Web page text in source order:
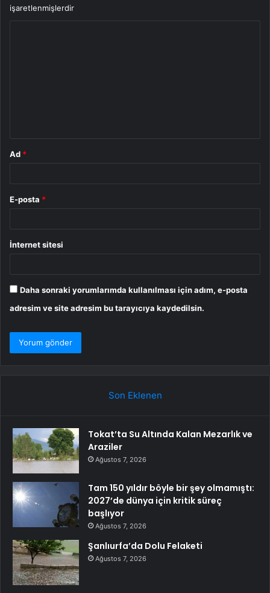
işaretlenmişlerdir
Ad *
E-posta *
İnternet sitesi
Daha sonraki yorumlarımda kullanılması için adım, e-posta
adresim ve site adresim bu tarayıcıya kaydedilsin.
Son Eklenen
Tokat’ta Su Altında Kalan Mezarlık ve
Araziler
Ağustos 7, 2026
Tam 150 yıldır böyle bir şey olmamıştı:
2027’de dünya için kritik süreç
başlıyor
Ağustos 7, 2026
Şanlıurfa’da Dolu Felaketi
Ağustos 7, 2026